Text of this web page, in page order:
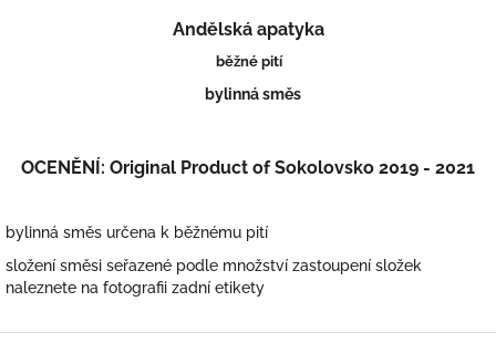
Andělská apatyka
běžné pití
bylinná směs
OCENĚNÍ: Original Product of Sokolovsko 2019 - 2021
bylinná směs určena k běžnému pití
složení směsi seřazené podle množství zastoupení složek
naleznete na fotografii zadní etikety